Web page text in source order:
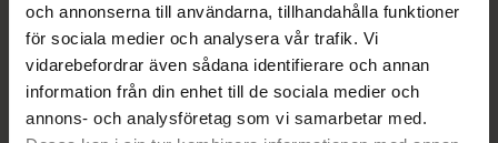
och annonserna till användarna, tillhandahålla funktioner
för sociala medier och analysera vår trafik. Vi
vidarebefordrar även sådana identifierare och annan
information från din enhet till de sociala medier och
annons- och analysföretag som vi samarbetar med.
Tillverkaren garanterar genom
CE-märkning att produkten är
säker att använda och uppfyller
gällande krav.